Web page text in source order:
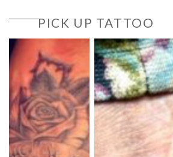
PICK UP TATTOO